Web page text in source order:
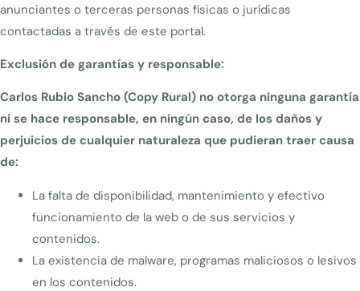
anunciantes o terceras personas físicas o jurídicas
contactadas a través de este portal.
Exclusión de garantías y responsable:
Carlos Rubio Sancho (Copy Rural) no otorga ninguna garantía
ni se hace responsable, en ningún caso, de los daños y
perjuicios de cualquier naturaleza que pudieran traer causa
de:
La falta de disponibilidad, mantenimiento y efectivo
funcionamiento de la web o de sus servicios y
contenidos.
La existencia de malware, programas maliciosos o lesivos
en los contenidos.